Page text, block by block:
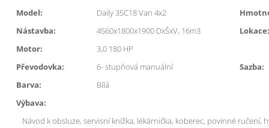
Model:
Daily 35C18 Van 4x2
Nástavba:
4560x1800x1900 DxŠxV, 16m3
Lokace:
Motor:
3,0 180 HP
Převodovka:
6- stupňová manuální
Sazba:
Barva:
Bílá
Výbava:
Návod k obsluze, servisní knížka, lékárnička, koberec, povinné ručení,